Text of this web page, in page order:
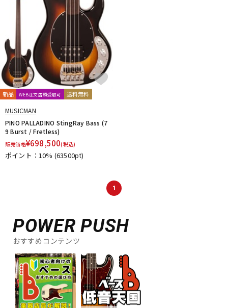
配信/ライブ機器
中古
新品 WEB注文店頭受取可 送料無料
MUSICMAN
PINO PALLADINO StingRay Bass (7
9 Burst / Fretless)
販売価格¥698,500(税込)
ポイント：10% (63500pt)
1
POWER PUSH
おすすめコンテンツ